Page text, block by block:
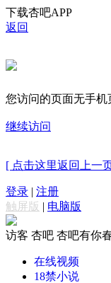
下载杏吧APP
返回
您访问的页面无手机
继续访问
[ 点击这里返回上一
登录 | 注册
触屏版 | 电脑版
访客 杏吧 杏吧有你
在线视频
18禁小说